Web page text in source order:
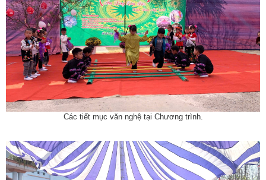
Các tiết mục văn nghệ tại Chương trình.